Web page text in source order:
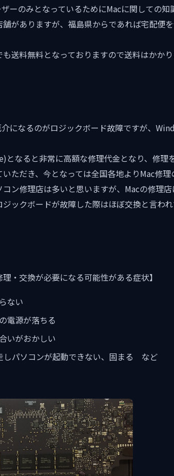
ーのみとなっているためにMacに関しての知
がありますが、福島県からであれば宅配便
送料無料となっておりますので送料はかかり
になるのがロジックボード故障ですが、
となると非常に高額な修理代金となり、修
ただき、今となっては全国各地よりMac修理
ン修理店は多いと思いますが、Macの修理店
ックボードが故障した際はほぼ交換と言われ
理・交換が必要になる可能性がある症状】
ない
電源が落ちる
いがおかしい
しパソコンが起動できない、固まる など